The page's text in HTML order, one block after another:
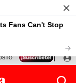
TINKA RESULTADOS